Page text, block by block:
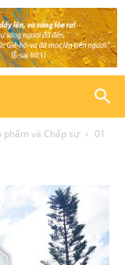
phẩm và Chấp sự 01